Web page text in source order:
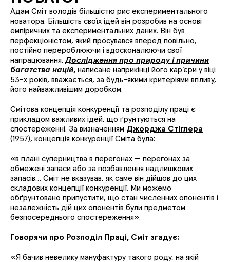
Адам Сміт володів більшістю рис експериментального
новатора. Більшість своїх ідей він розробив на основі
емпіричних та експериментальних даних. Він був
перфекціоністом, який просувався вперед повільно,
постійно перероблюючи і вдосконалюючи свої
напрацювання. Дослідження про природу і причини
багатства націй, написане наприкінці його кар’єри у віці
53-х років, вважається, за будь-якими критеріями впливу,
його найважливішим доробком.
Смітова концепція конкуренції та розподілу праці є
прикладом важливих ідей, що ґрунтуються на
спостереженні. За визначенням Джорджа Стіглера
(1957), концепція конкуренції Сміта була:
«в плані суперництва в перегонах — перегонах за
обмежені запаси або за позбавлення надлишкових
запасів… Сміт не вказував, як саме він дійшов до цих
складових концепції конкуренції. Ми можемо
обґрунтовано припустити, що стан численних опонентів і
незалежність дій цих опонентів були предметом
безпосереднього спостереження».
Говорячи про Розподіл Праці, Сміт згадує:
«Я бачив невелику мануфактуру такого роду, на якій